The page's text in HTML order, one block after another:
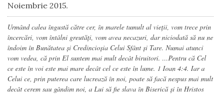
Noiembrie 2015.
Urmând calea îngustă către cer, în marele tumult al vieții, vom trece prin
încercări, vom întâlni greutăți, vom avea necazuri, dar niciodată să nu ne
îndoim în Bunătatea și Credincioșia Celui Sfânt și Tare. Numai atunci
vom vedea, că prin El suntem mai mult decât biruitori. ...Pentru că Cel
ce este în voi este mai mare decât cel ce este în lume. 1 Ioan 4:4. Iar a
Celui ce, prin puterea care lucrează în noi, poate să facă nespus mai mult
decât cerem sau gândim noi, a Lui să fie slava în Biserică şi în Hristos